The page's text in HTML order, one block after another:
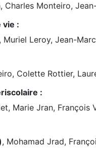
Monteiro,
vie :
Leroy, Jean-
Colette Rottier,
:
Marie Jran, François
, Mohamad Jrad,